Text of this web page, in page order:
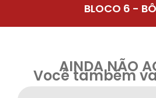
BLOCO 6 -
AINDA NÃO
Você também